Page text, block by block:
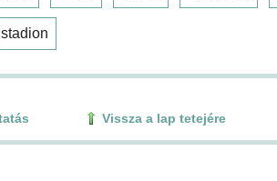
stadion
Vissza a lap tetejére